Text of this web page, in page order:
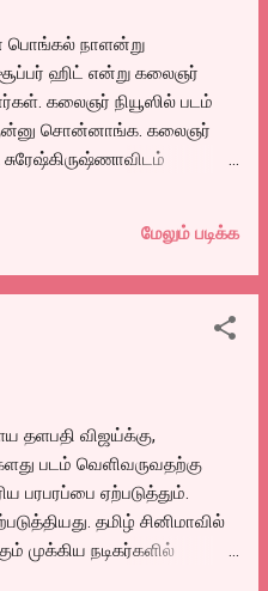
காட்ட
அதற்கு பயன்
பிரச்சனை செய்பவர்களை
அது லோக்கல் ஸ்டேஷன்
வைத்து பஞ்சாயத்து செய்ய,
பொங்கல் நாளன்று
ஹிட் என்று கலைஞர்
கலைஞர் நியூஸில் படம்
சொன்னாங்க. கலைஞர்
சுரேஷ்கிருஷ்ணாவிடம்
ஆளாளுக்கு விஜய் படத்தை
விஜய் படத்தை பத்தித்தான்
ஏற்படுத்திய படம் எது
என்று தமிழ் சினிமா
பாவம் மார்ட்டின்
வித்து சம்பாதிச்ச காசு..
விதியிருந்தா யார்
நடிக்கவே தெரியாத ஹீரோ.
கதை திரைக்கதை
மேலும் படிக்க
தளபதி விஜய்க்கு,
படம் வெளிவருவதற்கு
பரபரப்பை ஏற்படுத்தும்.
தமிழ் சினிமாவில்
முக்கிய நடிகர்களில்